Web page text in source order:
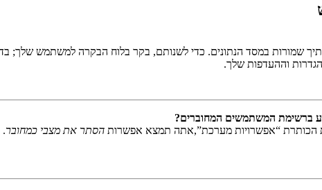
שמורות במסד הנתונים. כדי לשנותם, בקר בלוח הבקרה למשתמש שלך;
וההעדפות שלך.
ברשימת המשתמשים המחוברים?
“אפשרויות מערכת”,אתה תמצא אפשרות הסתר את מצבי כמחובר.